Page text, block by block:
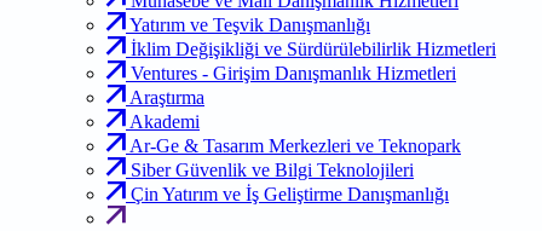
Yatırım ve Teşvik Danışmanlığı
İklim Değişikliği ve Sürdürülebilirlik Hizmetleri
Ventures - Girişim Danışmanlık Hizmetleri
Araştırma
Akademi
Ar-Ge & Tasarım Merkezleri ve Teknopark
Siber Güvenlik ve Bilgi Teknolojileri
Çin Yatırım ve İş Geliştirme Danışmanlığı